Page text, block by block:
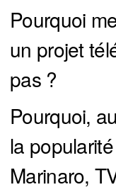
Pourquoi
un projet
pas ?
Pourquoi,
la
Marinaro,